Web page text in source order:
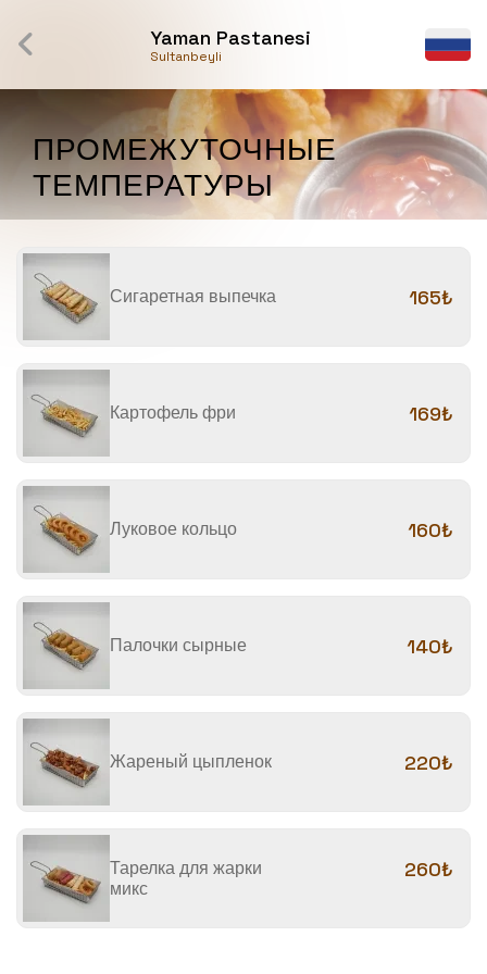
Yaman Pastanesi
Sultanbeyli
ПРОМЕЖУТОЧНЫЕ
ТЕМПЕРАТУРЫ
Сигаретная выпечка 165₺
Картофель фри 169₺
Луковое кольцо 160₺
Палочки сырные 140₺
Жареный цыпленок 220₺
Тарелка для жарки
микс
260₺